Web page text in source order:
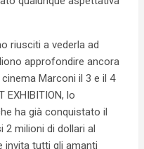
riusciti a vederla ad
approfondire ancora
Marconi il 3 e il 4
EXHIBITION, lo
ha già conquistato il
2 milioni di dollari al
invita tutti gli amanti